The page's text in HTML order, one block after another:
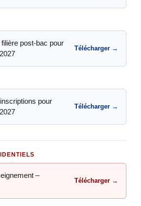
post-bac pour
Télécharger →
pour
Télécharger →
–
Télécharger →